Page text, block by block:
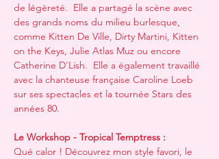
de légèreté.  Elle a partagé la scène avec
des grands noms du milieu burlesque,
comme Kitten De Ville, Dirty Martini, Kitten
on the Keys, Julie Atlas Muz ou encore
Catherine D'Lish.​​​  Elle a également travaillé
avec la chanteuse française Caroline Loeb
sur ses spectacles et la tournée Stars des
années 80.   ​
Le Workshop - Tropical Temptress :
Qué calor ! Découvrez mon style favori, le